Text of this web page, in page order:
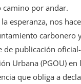
camino por andar.
esperanza, nos
carbonero
publicación
Urbana (PGOU)
que obliga a